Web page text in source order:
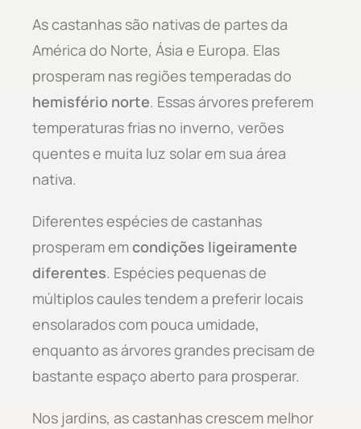
As castanhas são nativas de partes da
América do Norte, Ásia e Europa. Elas
prosperam nas regiões temperadas do
hemisfério norte. Essas árvores preferem
temperaturas frias no inverno, verões
quentes e muita luz solar em sua área
nativa.
Diferentes espécies de castanhas
prosperam em condições ligeiramente
diferentes. Espécies pequenas de
múltiplos caules tendem a preferir locais
ensolarados com pouca umidade,
enquanto as árvores grandes precisam de
bastante espaço aberto para prosperar.
Nos jardins, as castanhas crescem melhor